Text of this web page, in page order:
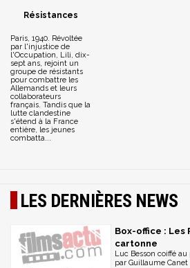
Résistances
Paris, 1940. Révoltée
par l'injustice de
l'Occupation, Lili, dix-
sept ans, rejoint un
groupe de résistants
pour combattre les
Allemands et leurs
collaborateurs
français. Tandis que la
lutte clandestine
s'étend à la France
entière, les jeunes
combatta...
LES DERNIÈRES NEWS
Box-office : Les
cartonne
Luc Besson coiffé au
par Guillaume Canet